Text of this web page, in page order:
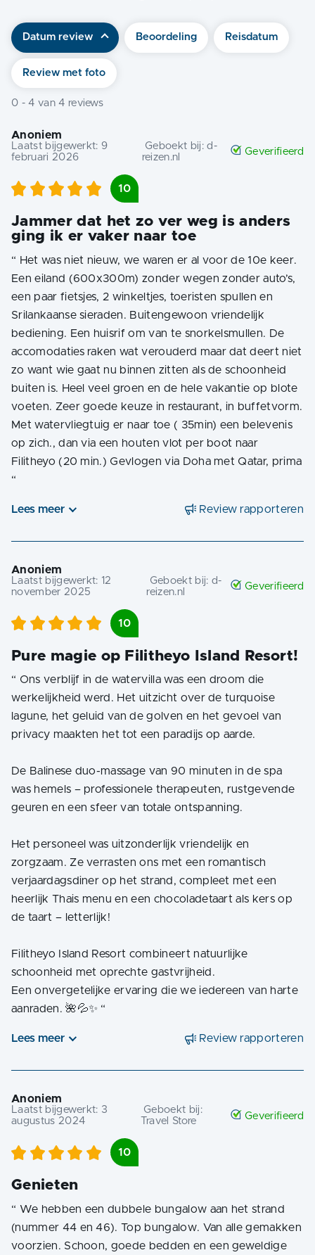
Datum review Beoordeling Reisdatum
Review met foto
0 - 4 van 4 reviews
Anoniem
Laatst bijgewerkt:9
februari 2026
Geboekt bij:d-
reizen.nl
Geverifieerd
10
Jammer dat het zo ver weg is anders
ging ik er vaker naar toe
“ Het was niet nieuw, we waren er al voor de 10e keer.
Een eiland (600x300m) zonder wegen zonder auto’s,
een paar fietsjes, 2 winkeltjes, toeristen spullen en
Srilankaanse sieraden. Buitengewoon vriendelijk
bediening. Een huisrif om van te snorkelsmullen. De
accomodaties raken wat verouderd maar dat deert niet
zo want wie gaat nu binnen zitten als de schoonheid
buiten is. Heel veel groen en de hele vakantie op blote
voeten. Zeer goede keuze in restaurant, in buffetvorm.
Met watervliegtuig er naar toe ( 35min) een belevenis
op zich., dan via een houten vlot per boot naar
Filitheyo (20 min.) Gevlogen via Doha met Qatar, prima
“
Lees meer Review rapporteren
Anoniem
Laatst bijgewerkt: 12
november 2025
Geboekt bij: d-
reizen.nl
Geverifieerd
10
Pure magie op Filitheyo Island Resort!
“ Ons verblijf in de watervilla was een droom die
werkelijkheid werd. Het uitzicht over de turquoise
lagune, het geluid van de golven en het gevoel van
privacy maakten het tot een paradijs op aarde.
De Balinese duo-massage van 90 minuten in de spa
was hemels – professionele therapeuten, rustgevende
geuren en een sfeer van totale ontspanning.
Het personeel was uitzonderlijk vriendelijk en
zorgzaam. Ze verrasten ons met een romantisch
verjaardagsdiner op het strand, compleet met een
heerlijk Thais menu en een chocoladetaart als kers op
de taart – letterlijk!
Filitheyo Island Resort combineert natuurlijke
schoonheid met oprechte gastvrijheid.
Een onvergetelijke ervaring die we iedereen van harte
aanraden. 🌺💦✨ “
Lees meer Review rapporteren
Anoniem
Laatst bijgewerkt: 3
augustus 2024
Geboekt bij:
Travel Store
Geverifieerd
10
Genieten
“ We hebben een dubbele bungalow aan het strand
(nummer 44 en 46). Top bungalow. Van alle gemakken
voorzien. Schoon, goede bedden en een geweldige